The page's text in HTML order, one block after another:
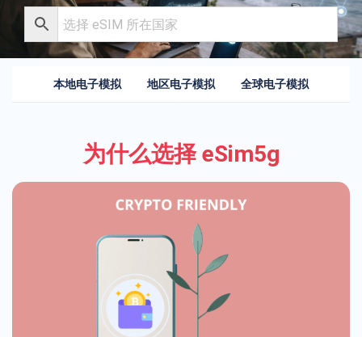
本地电子模拟 地区电子模拟 全球电子模拟
为什么选择 eSim5g